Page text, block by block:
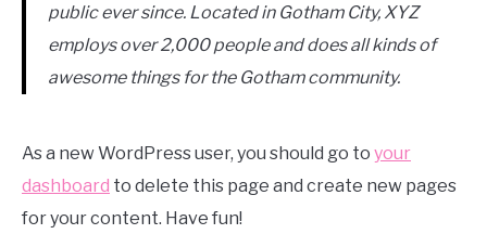
public ever since. Located in Gotham City, XYZ
employs over 2,000 people and does all kinds of
awesome things for the Gotham community.
As a new WordPress user, you should go to your
dashboard to delete this page and create new pages
for your content. Have fun!